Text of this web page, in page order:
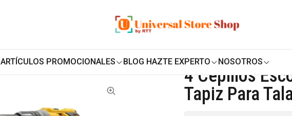
ARTÍCULOS PROMOCIONALES BLOG HAZTE EXPERTO NOSOTROS
Accesorios de Limpieza
|
4 Cepillos
Tapiz Para